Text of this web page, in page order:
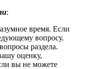
:
время. Если
вопросу.
раздела.
оценку,
вы не можете